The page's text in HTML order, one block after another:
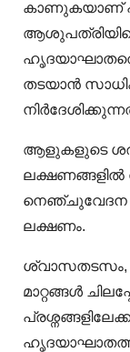
കാണുകയാണ്
തടയാൻ
ആളുകളുടെ
ലക്ഷണങ്ങളിൽ
നെഞ്ചുവേദന
ലക്ഷണം.
ശ്വാസതടസം,
മാറ്റങ്ങൾ